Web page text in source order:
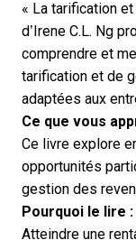
« La tarification
d’Irene C.L. Ng
comprendre et
tarification et de
adaptées aux
Ce que vous
Ce livre explore
opportunités
gestion des
Pourquoi le lire :
Atteindre une